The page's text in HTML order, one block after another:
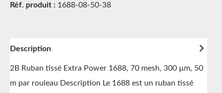
Réf. produit : 1688-08-50-38
Description
2B Ruban tissé Extra Power 1688, 70 mesh, 300 µm, 50
m par rouleau Description Le 1688 est un ruban tissé